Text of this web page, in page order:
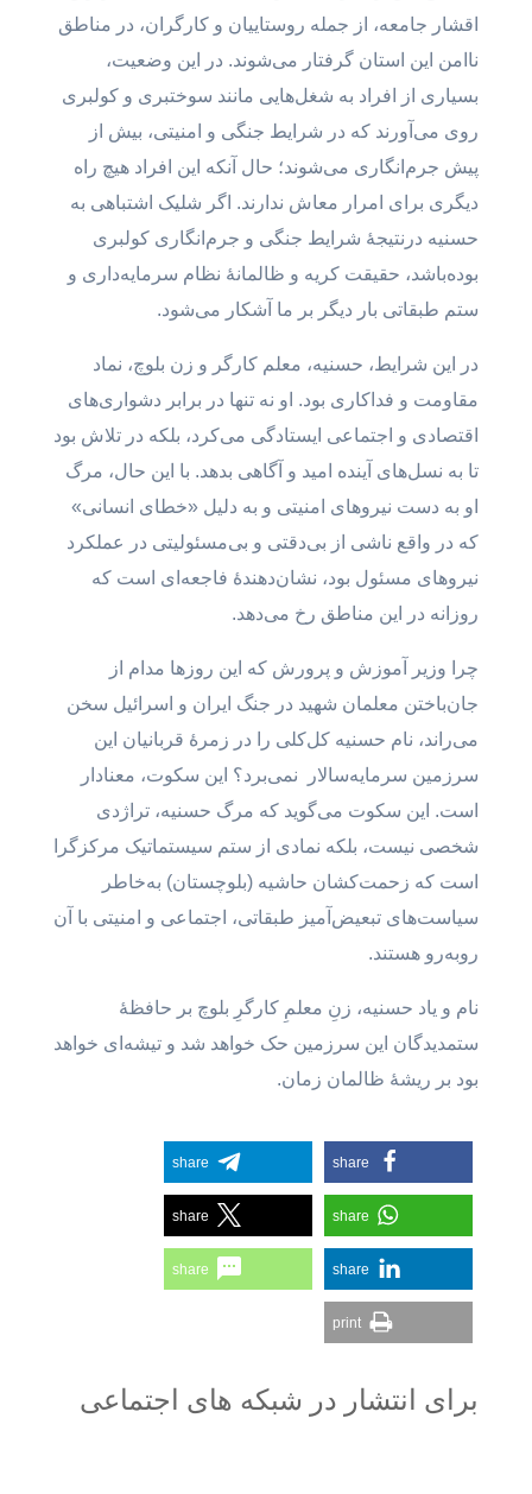
اقشار جامعه، از جمله روستاییان و کارگران، در مناطق
ناامن این استان گرفتار می‌شوند. در این وضعیت،
بسیاری از افراد به شغل‌هایی مانند سوختبری و کولبری
روی می‌آورند که در شرایط جنگی و امنیتی، بیش از
پیش جرم‌انگاری می‌شوند؛ حال آنکه این افراد هیچ راه
دیگری برای امرار معاش ندارند. اگر شلیک اشتباهی به
حسنیه درنتیجهٔ شرایط جنگی و جرم‌انگاری کولبری
بوده‌باشد، حقیقت کریه و ظالمانهٔ نظام سرمایه‌داری و
ستم طبقاتی بار دیگر بر ما آشکار می‌شود.
در این شرایط، حسنیه، معلم کارگر و زن بلوچ، نماد
مقاومت و فداکاری بود. او نه تنها در برابر دشواری‌های
اقتصادی و اجتماعی ایستادگی می‌کرد، بلکه در تلاش بود
تا به نسل‌های آینده امید و آگاهی بدهد. با این حال، مرگ
او به دست نیروهای امنیتی و به دلیل «خطای انسانی»
که در واقع ناشی از بی‌دقتی و بی‌مسئولیتی در عملکرد
نیروهای مسئول بود، نشان‌دهندهٔ فاجعه‌ای است که
روزانه در این مناطق رخ می‌دهد.
چرا وزیر آموزش و پرورش که این روزها مدام از
جان‌باختن معلمان شهید در جنگ ایران و اسرائیل سخن
می‌راند، نام حسنیه کل‌کلی را در زمرهٔ قربانیان این
سرزمین سرمایه‌سالار نمی‌برد؟ این سکوت، معنادار
است. این سکوت می‌گوید که مرگ حسنیه، تراژدی
شخصی نیست، بلکه نمادی از ستم سیستماتیک مرکزگرا
است که زحمت‌کشان حاشیه (بلوچستان) به‌خاطر
سیاست‌های تبعیض‌آمیز طبقاتی، اجتماعی و امنیتی با آن
روبه‌رو هستند.
نام و یاد حسنیه، زنِ معلمِ کارگرِ بلوچ بر حافظهٔ
ستمدیدگان این سرزمین حک خواهد شد و تیشه‌ای خواهد
بود بر ریشهٔ ظالمان زمان.
share
share
share
share
share
share
print
برای انتشار در شبکه های اجتماعی